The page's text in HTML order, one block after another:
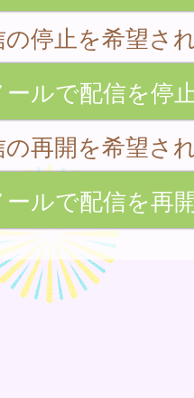
停止を希望さ
ールで配信を停
の再開を希望さ
ールで配信を再